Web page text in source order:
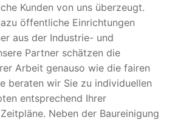
Kunden von uns überzeugt.
öffentliche Einrichtungen
aus der Industrie- und
Partner schätzen die
Arbeit genauso wie die fairen
beraten wir Sie zu individuellen
entsprechend Ihrer
Neben der Baureinigung